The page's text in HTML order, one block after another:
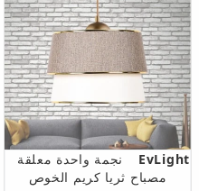
EvLight
نجمة واحدة معلقة
مصباح ثريا كريم الخوص